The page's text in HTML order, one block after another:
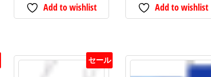
で
し
¥550
で
Add to wishlist
で
し
¥550
で
Add to wishlist
セール